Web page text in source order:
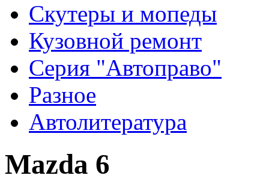
Скутеры и мопеды
Кузовной ремонт
Серия "Автоправо"
Разное
Автолитература
Mazda 6